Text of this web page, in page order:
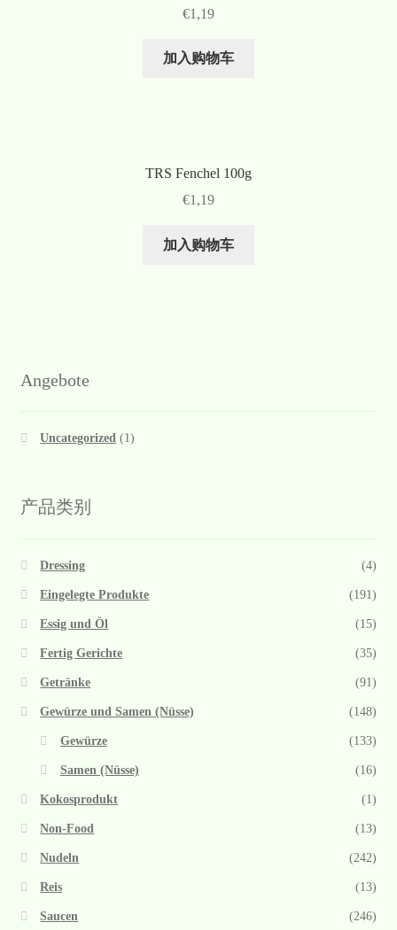
€1,19
加入购物车
TRS Fenchel 100g
€1,19
加入购物车
Angebote
Uncategorized (1)
产品类别
Dressing (4)
Eingelegte Produkte (191)
Essig und Öl (15)
Fertig Gerichte (35)
Getränke (91)
Gewürze und Samen (Nüsse) (148)
Gewürze (133)
Samen (Nüsse) (16)
Kokosprodukt (1)
Non-Food (13)
Nudeln (242)
Reis (13)
Saucen (246)